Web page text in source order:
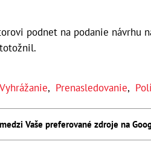
podnet na podanie návrhu
Vyhrážanie, Prenasledovanie,
Vaše preferované zdroje na